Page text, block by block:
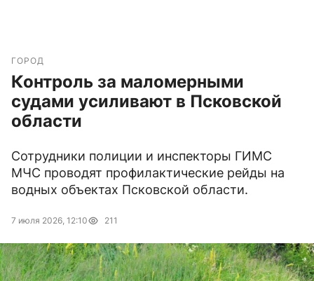
ГОРОД
Контроль за маломерными
судами усиливают в Псковской
области
Сотрудники полиции и инспекторы ГИМС
МЧС проводят профилактические рейды на
водных объектах Псковской области.
7 июля 2026, 12:10 211